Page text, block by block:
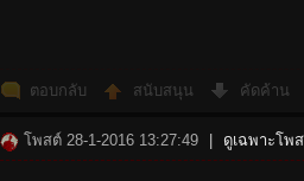
ตอบกลับ สนับสนุน คัดค้าน
โพสต์ 28-1-2016 13:27:49 ดูเฉพาะโพ